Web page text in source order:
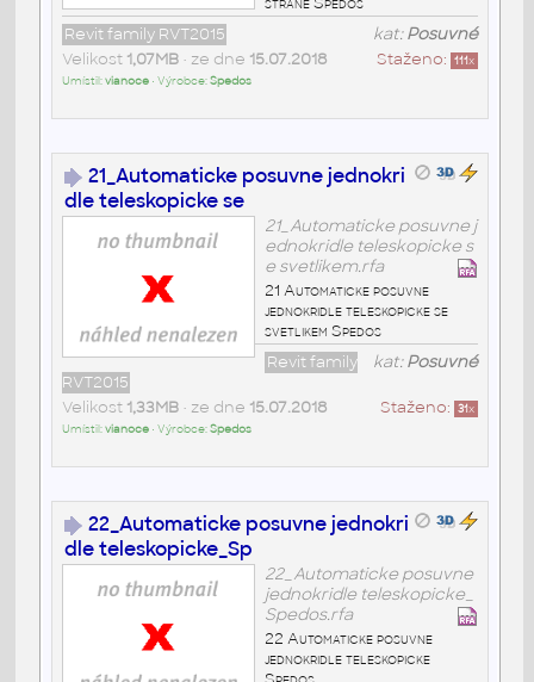
kat:Posuvné
Revit family RVT2015
Staženo: 111x
Velikost 1,07MB• ze dne 15.07.2018
Umístil:vianoce• Výrobce:Spedos
21_Automaticke posuvne jednokri
dle teleskopicke se
21_Automaticke posuvne j
ednokridle teleskopicke s
e svetlikem.rfa
21 Automaticke posuvne
jednokridle teleskopicke se
svetlikem Spedos
kat:Posuvné
Revit family
RVT2015
Staženo: 31x
Velikost 1,33MB• ze dne 15.07.2018
Umístil:vianoce• Výrobce:Spedos
22_Automaticke posuvne jednokri
dle teleskopicke_Sp
22_Automaticke posuvne
jednokridle teleskopicke_
Spedos.rfa
22 Automaticke posuvne
jednokridle teleskopicke